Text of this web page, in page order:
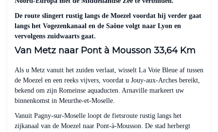
De route slingert rustig langs de Moezel voordat hij verder gaat
langs het Vogezenkanaal en de Saône volgt naar Lyon en
vervolgens zuidwaarts gaat.
Van Metz naar Pont à Mousson 33,64 Km
Als u Metz vanuit het zuiden verlaat, wisselt La Voie Bleue af tussen
de Moezel en een reeks vijvers, voordat u Jouy-aux-Arches bereikt,
bekend om zijn Romeinse aquaducten. Arnaville markeert uw
binnenkomst in Meurthe-et-Moselle.
Vanuit Pagny-sur-Moselle loopt de fietsroute rustig langs het
zijkanaal van de Moezel naar Pont-à-Mousson. De stad herbergt